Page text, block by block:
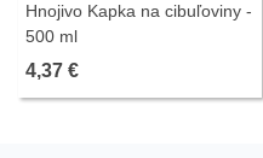
Hnojivo Kapka na cibuľoviny -
500 ml
4,37 €